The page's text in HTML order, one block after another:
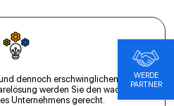
dennoch erschwinglichen
werden Sie den wachsenden
Unternehmens gerecht.
WERDE
PARTNER